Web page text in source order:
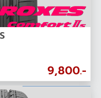
9,800.-